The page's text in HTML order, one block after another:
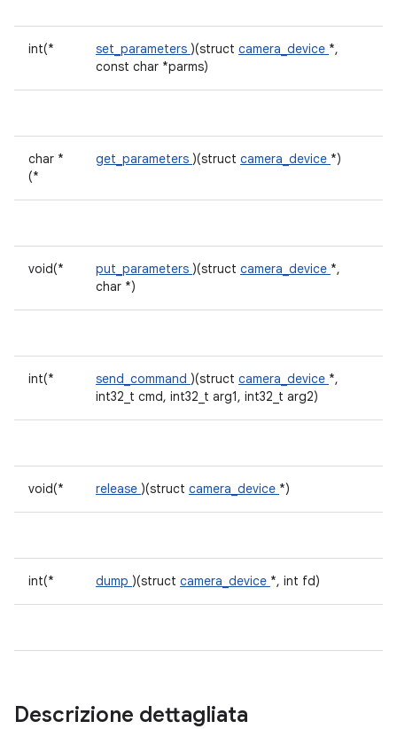
int(* set_parameters )(struct camera_device *,
const char *parms)
char *
(*
get_parameters )(struct camera_device *)
void(* put_parameters )(struct camera_device *,
char *)
int(* send_command )(struct camera_device *,
int32_t cmd, int32_t arg1, int32_t arg2)
void(* release )(struct camera_device *)
int(* dump )(struct camera_device *, int fd)
Descrizione dettagliata